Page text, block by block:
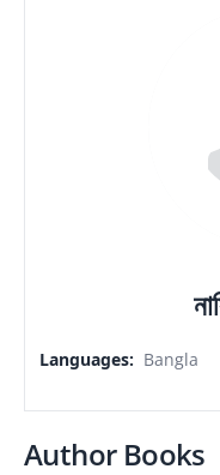
Languages: Bangla
Author Books